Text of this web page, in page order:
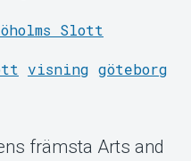
Slott
visning göteborg
främsta Arts and